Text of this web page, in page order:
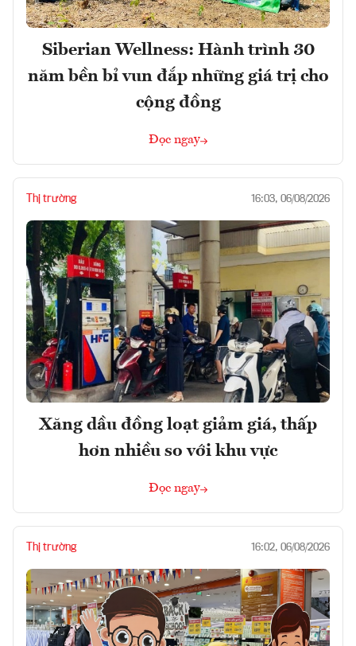
Siberian Wellness: Hành trình 30
năm bền bỉ vun đắp những giá trị cho
cộng đồng
Đọc ngay
Thị trường 16:03, 06/08/2026
Xăng dầu đồng loạt giảm giá, thấp
hơn nhiều so với khu vực
Đọc ngay
Thị trường 16:02, 06/08/2026